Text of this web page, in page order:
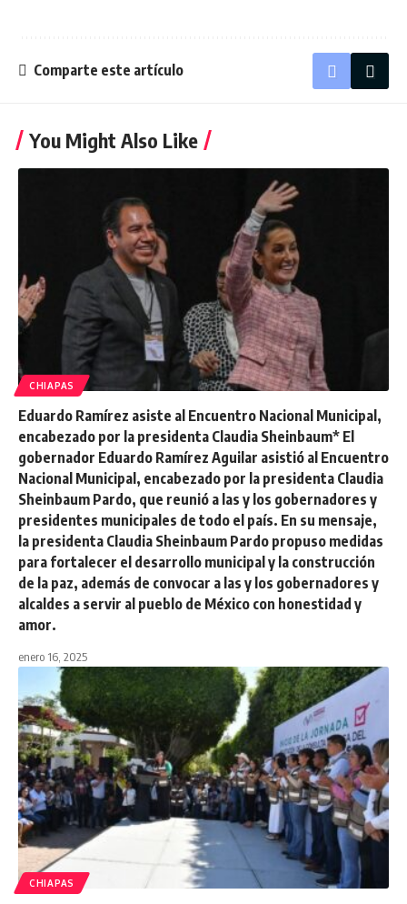
Comparte este artículo
You Might Also Like
CHIAPAS
Eduardo Ramírez asiste al Encuentro Nacional Municipal,
encabezado por la presidenta Claudia Sheinbaum* El
gobernador Eduardo Ramírez Aguilar asistió al Encuentro
Nacional Municipal, encabezado por la presidenta Claudia
Sheinbaum Pardo, que reunió a las y los gobernadores y
presidentes municipales de todo el país. En su mensaje,
la presidenta Claudia Sheinbaum Pardo propuso medidas
para fortalecer el desarrollo municipal y la construcción
de la paz, además de convocar a las y los gobernadores y
alcaldes a servir al pueblo de México con honestidad y
amor.
enero 16, 2025
CHIAPAS